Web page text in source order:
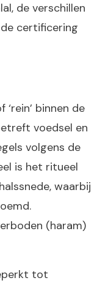
de verschillen
certificering
‘rein’ binnen de
voedsel en
volgens de
is het ritueel
waarbij
(haram)
tot